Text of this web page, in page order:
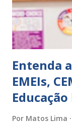
Ainda não
ambiente...
Entenda
EMEIs,
Educação
Por Matos Lima